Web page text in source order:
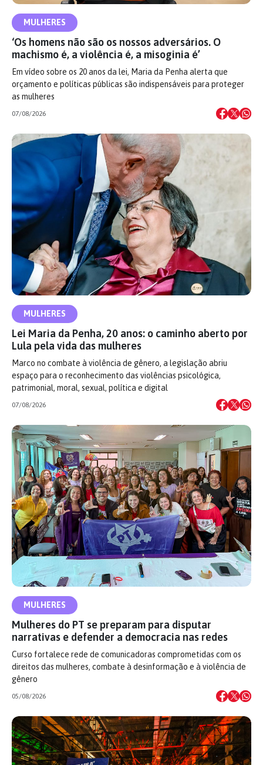
MULHERES
‘Os homens não são os nossos adversários. O
machismo é, a violência é, a misoginia é’
Em vídeo sobre os 20 anos da lei, Maria da Penha alerta que
orçamento e políticas públicas são indispensáveis para proteger
as mulheres
07/08/2026
MULHERES
Lei Maria da Penha, 20 anos: o caminho aberto por
Lula pela vida das mulheres
Marco no combate à violência de gênero, a legislação abriu
espaço para o reconhecimento das violências psicológica,
patrimonial, moral, sexual, política e digital
07/08/2026
MULHERES
Mulheres do PT se preparam para disputar
narrativas e defender a democracia nas redes
Curso fortalece rede de comunicadoras comprometidas com os
direitos das mulheres, combate à desinformação e à violência de
gênero
05/08/2026